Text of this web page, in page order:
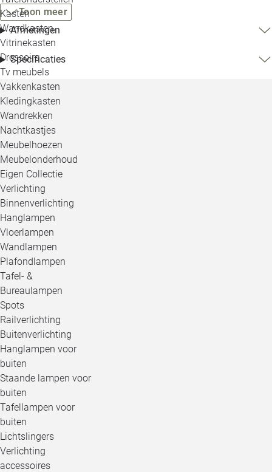
Kasten
Wandkasten
Vitrinekasten
Dressoirs
Tv meubels
Vakkenkasten
Kledingkasten
Wandrekken
Nachtkastjes
Meubelhoezen
Meubelonderhoud
Eigen Collectie
Verlichting
Binnenverlichting
Hanglampen
Vloerlampen
Wandlampen
Plafondlampen
Tafel- &
Bureaulampen
Spots
Railverlichting
Buitenverlichting
Hanglampen voor
buiten
Staande lampen voor
buiten
Tafellampen voor
buiten
Lichtslingers
Verlichting
accessoires
Toon meer
Afmetingen
Specificaties